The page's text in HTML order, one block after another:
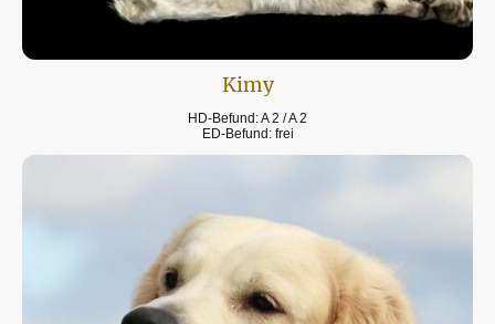
Kimy
HD-Befund: A 2 / A 2
ED-Befund: frei